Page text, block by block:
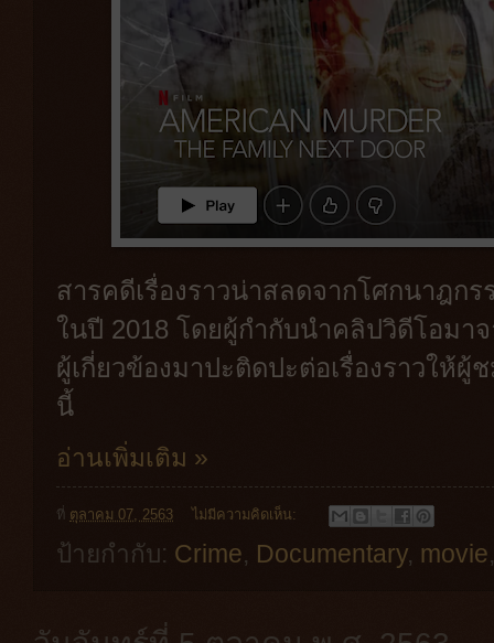
สารคดีเรื่องราวน่าสลดจากโศกนาฎก
ในปี 2018 โดยผู้กำกับนำคลิปวิดีโอม
ผู้เกี่ยวข้องมาปะติดปะต่อเรื่องราวให้ผู้
นี้
อ่านเพิ่มเติม »
ที่ ตุลาคม 07, 2563 ไม่มีความคิดเห็น:
ป้ายกำกับ: Crime, Documentary, movie